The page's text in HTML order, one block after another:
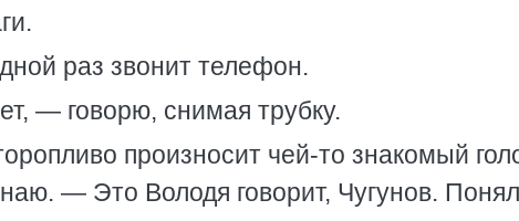
раз звонит телефон.
— говорю, снимая трубку.
произносит чей-то знакомый
— Это Володя говорит, Чугунов.